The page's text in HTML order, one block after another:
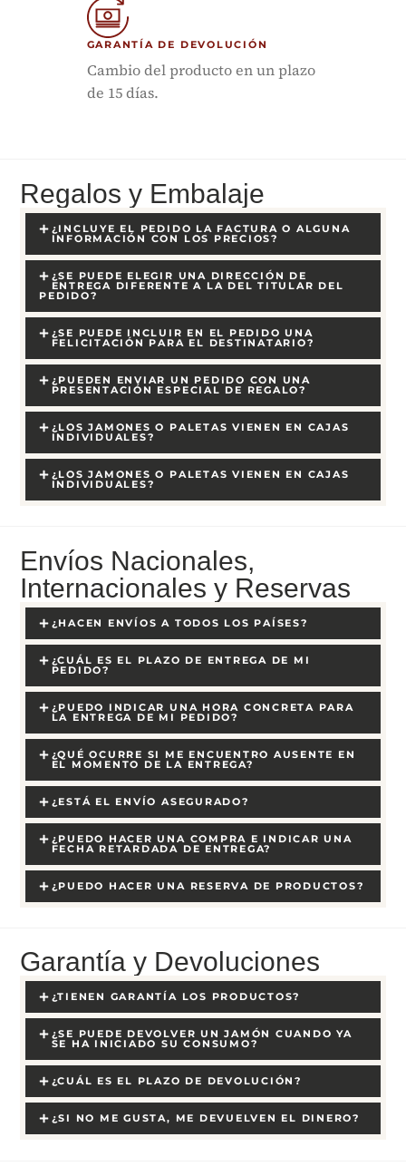
GARANTÍA DE DEVOLUCIÓN
Cambio del producto en un plazo
de 15 días.
Regalos y Embalaje
¿INCLUYE EL PEDIDO LA FACTURA O ALGUNA
INFORMACIÓN CON LOS PRECIOS?
¿SE PUEDE ELEGIR UNA DIRECCIÓN DE
ENTREGA DIFERENTE A LA DEL TITULAR DEL
PEDIDO?
¿SE PUEDE INCLUIR EN EL PEDIDO UNA
FELICITACIÓN PARA EL DESTINATARIO?
¿PUEDEN ENVIAR UN PEDIDO CON UNA
PRESENTACIÓN ESPECIAL DE REGALO?
¿LOS JAMONES O PALETAS VIENEN EN CAJAS
INDIVIDUALES?
¿LOS JAMONES O PALETAS VIENEN EN CAJAS
INDIVIDUALES?
Envíos Nacionales,
Internacionales y Reservas
¿HACEN ENVÍOS A TODOS LOS PAÍSES?
¿CUÁL ES EL PLAZO DE ENTREGA DE MI
PEDIDO?
¿PUEDO INDICAR UNA HORA CONCRETA PARA
LA ENTREGA DE MI PEDIDO?
¿QUÉ OCURRE SI ME ENCUENTRO AUSENTE EN
EL MOMENTO DE LA ENTREGA?
¿ESTÁ EL ENVÍO ASEGURADO?
¿PUEDO HACER UNA COMPRA E INDICAR UNA
FECHA RETARDADA DE ENTREGA?
¿PUEDO HACER UNA RESERVA DE PRODUCTOS?
Garantía y Devoluciones
¿TIENEN GARANTÍA LOS PRODUCTOS?
¿SE PUEDE DEVOLVER UN JAMÓN CUANDO YA
SE HA INICIADO SU CONSUMO?
¿CUÁL ES EL PLAZO DE DEVOLUCIÓN?
¿SI NO ME GUSTA, ME DEVUELVEN EL DINERO?